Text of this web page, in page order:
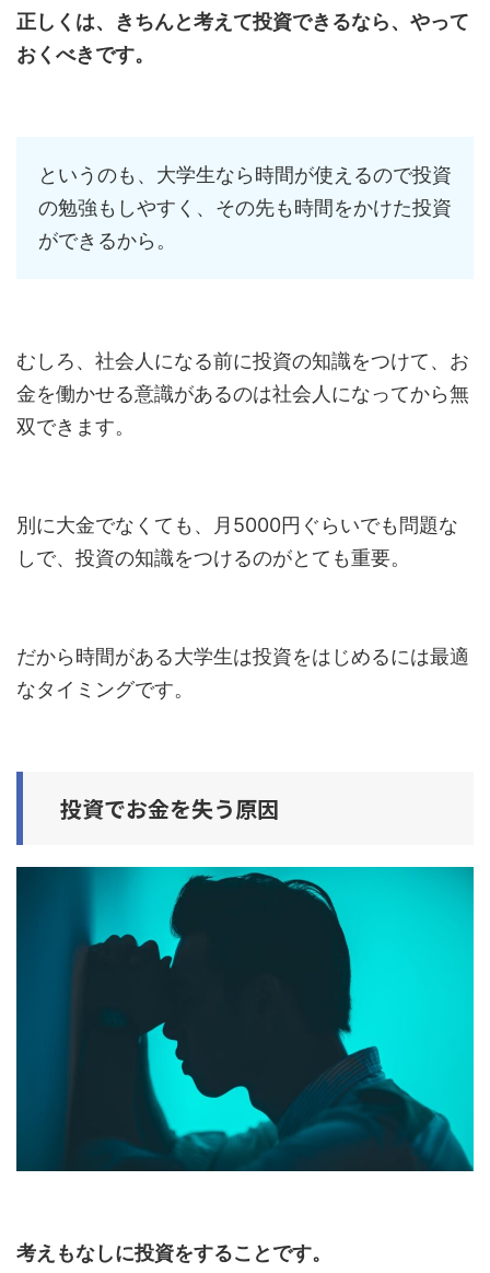
正しくは、きちんと考えて投資できるなら、やって
おくべきです。
というのも、大学生なら時間が使えるので投資
の勉強もしやすく、その先も時間をかけた投資
ができるから。
むしろ、社会人になる前に投資の知識をつけて、お
金を働かせる意識があるのは社会人になってから無
双できます。
別に大金でなくても、月5000円ぐらいでも問題な
しで、投資の知識をつけるのがとても重要。
だから時間がある大学生は投資をはじめるには最適
なタイミングです。
投資でお金を失う原因
考えもなしに投資をすることです。